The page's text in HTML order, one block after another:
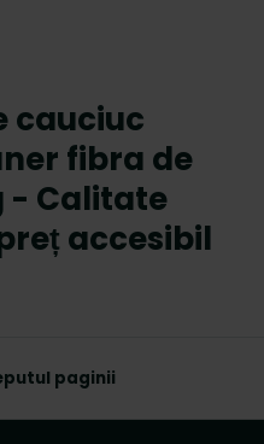
cauciuc
fibra de
- Calitate
accesibil
paginii